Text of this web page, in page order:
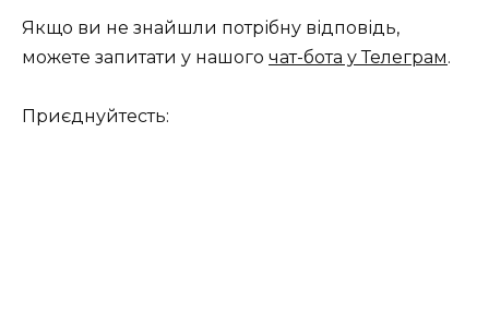
Якщо ви не знайшли потрібну відповідь,
можете запитати у нашого чат-бота у Телеграм.
Приєднуйтесть: